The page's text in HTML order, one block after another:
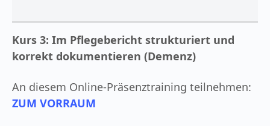
Reflexivpronomen
dokumentieren
(Demenz)
Kurs 3: Im Pflegebericht strukturiert und
korrekt dokumentieren (Demenz)
An diesem Online-Präsenztraining teilnehmen:
ZUM VORRAUM